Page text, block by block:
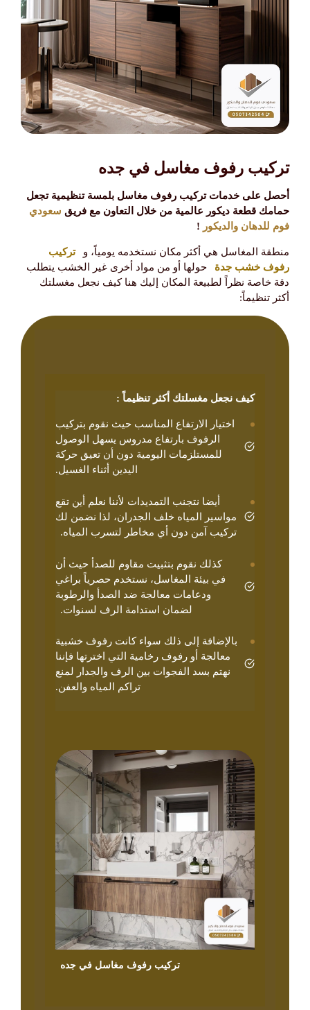
تركيب رفوف مغاسل في جده
أحصل على خدمات تركيب رفوف مغاسل بلمسة تنظيمية تجعل
حمامك قطعة ديكور عالمية من خلال التعاون مع فريق سعودي
فوم للدهان والديكور !
منطقة المغاسل هي أكثر مكان نستخدمه يومياً، و
تركيب
رفوف خشب جدة
حولها أو من مواد أخرى غير الخشب يتطلب
دقة خاصة نظراً لطبيعة المكان إليك هنا كيف نجعل مغسلتك
أكثر تنظيماً:
كيف نجعل مغسلتك أكثر تنظيماً :
​اختيار الارتفاع المناسب حيث نقوم بتركيب
الرفوف بارتفاع مدروس يسهل الوصول
للمستلزمات اليومية دون أن تعيق حركة
اليدين أثناء الغسيل.
​أيضا نتجنب التمديدات لأننا نعلم أين تقع
مواسير المياه خلف الجدران، لذا نضمن لك
تركيب آمن دون أي مخاطر لتسرب المياه.
كذلك نقوم بتثبيت مقاوم للصدأ حيث أن
في بيئة المغاسل، نستخدم حصرياً براغي
ودعامات معالجة ضد الصدأ والرطوبة
لضمان استدامة الرف لسنوات.
​بالإضافة إلى ذلك سواء كانت رفوف خشبية
معالجة أو رفوف رخامية التي اخترتها فإننا
نهتم بسد الفجوات بين الرف والجدار لمنع
تراكم المياه والعفن.
تركيب رفوف مغاسل في جده